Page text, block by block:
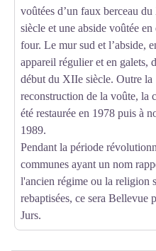
voûtées d’un faux berceau
siècle et une abside voûtée
four. Le mur sud et l’abside,
appareil régulier et en galets,
début du XIIe siècle. Outre la
reconstruction de la voûte, la
été restaurée en 1978 puis à
1989.
Pendant la période
communes ayant un nom
l'ancien régime ou la religion
rebaptisées, ce sera Bellevue
Jurs.